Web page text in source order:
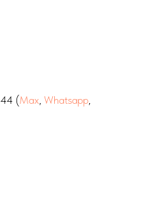
(Max, Whatsapp,